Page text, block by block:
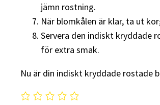
jämn rostning.
När blomkålen är klar, ta ut
Servera den indiskt kryddade
för extra smak.
Nu är din indiskt kryddade rostade